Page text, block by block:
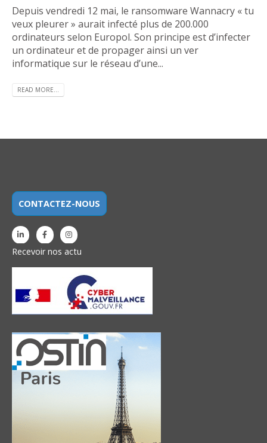
Depuis vendredi 12 mai, le ransomware Wannacry « tu
veux pleurer » aurait infecté plus de 200.000
ordinateurs selon Europol. Son principe est d’infecter
un ordinateur et de propager ainsi un ver
informatique sur le réseau d’une...
READ MORE...
CONTACTEZ-NOUS
Recevoir nos actu